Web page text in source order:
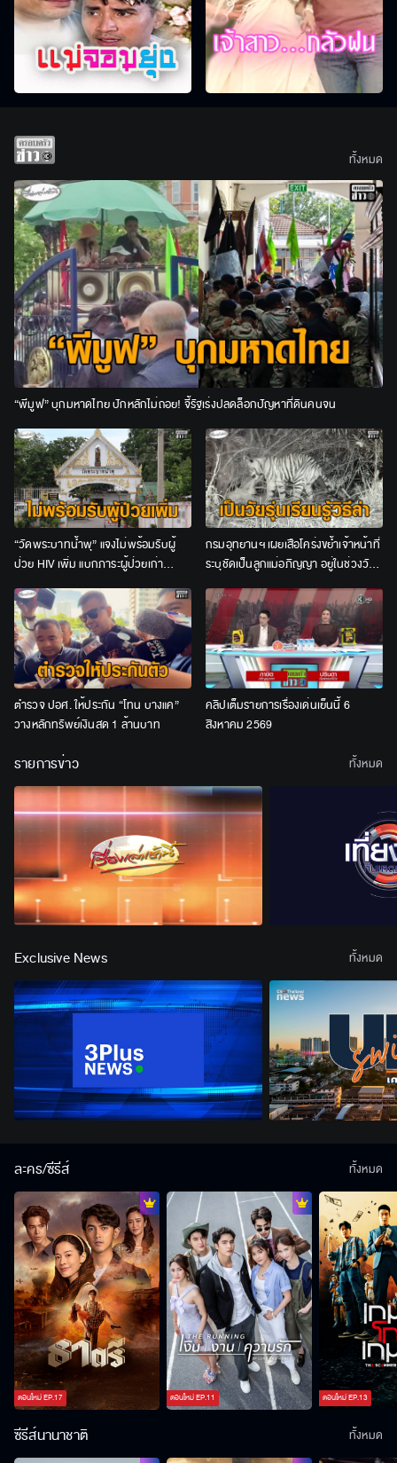
“พีมูฟ” บุกมหาดไทย ปักหลักไม่ถอย! จี้รัฐเร่งปลดล็อกปัญหาที่ดินคนจน
“วัดพระบาทน้ำพุ” แจงไม่พร้อมรับผู้
ป่วย HIV เพิ่ม แบกภาระผู้ป่วยเก่า
จนท.อีกกว่า 200 ชีวิต
กรมอุทยานฯ เผยเสือโคร่งขย้ำเจ้าหน้าที่
ระบุชัดเป็นลูกแม่อภิญญา อยู่ในช่วงวัย
รุ่น ชี้ไม่เข้าข่าย “เสือกินคน”
ตำรวจ ปอศ. ให้ประกัน “โทน บางแค”
วางหลักทรัพย์เงินสด 1 ล้านบาท
คลิปเต็มรายการเรื่องเด่นเย็นนี้ 6
สิงหาคม 2569
ทั้งหมด
รายการข่าว ทั้งหมด
Exclusive News ทั้งหมด
ละคร/ซีรีส์
ตอนใหม่EP.17 ตอนใหม่EP.11 ตอนใหม่EP.13
ทั้งหมด
ซีรีส์นานาชาติ ทั้งหมด